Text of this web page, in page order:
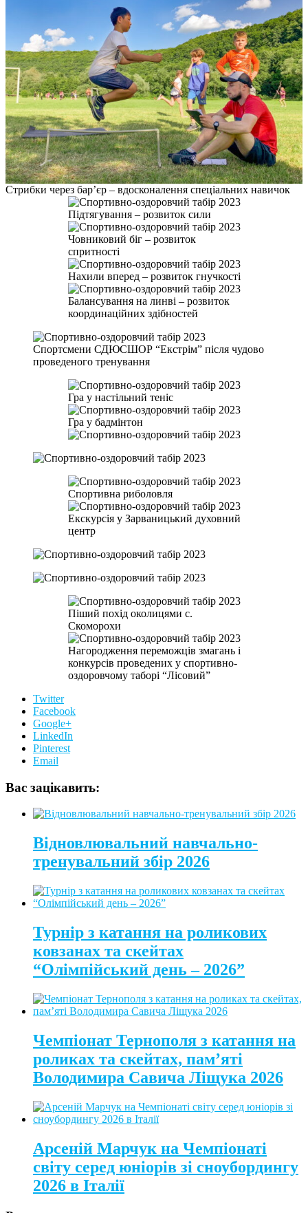
Стрибки через бар’єр – вдосконалення спеціальних навичок
Підтягування – розвиток сили
Човниковий біг – розвиток
спритності
Нахили вперед – розвиток гнучкості
Балансування на линві – розвиток
координаційних здібностей
Спортсмени СДЮСШОР “Екстрім” після чудово
проведеного тренування
Гра у настільний теніс
Гра у бадмінтон
Спортивна риболовля
Екскурсія у Зарваницький духовний
центр
Піший похід околицями с.
Скоморохи
Нагородження переможців змагань і
конкурсів проведених у спортивно-
оздоровчому таборі “Лісовий”
Twitter
Facebook
Google+
LinkedIn
Pinterest
Email
Вас зацікавить:
Відновлювальний навчально-
тренувальний збір 2026
Турнір з катання на роликових
ковзанах та скейтах
“Олімпійський день – 2026”
Чемпіонат Тернополя з катання на
роликах та скейтах, пам’яті
Володимира Савича Ліщука 2026
Арсеній Марчук на Чемпіонаті
світу серед юніорів зі сноубордингу
2026 в Італії